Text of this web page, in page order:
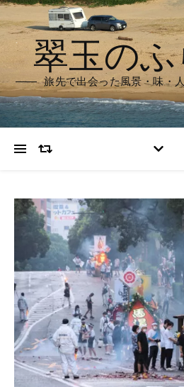
翠玉の
旅先で出会った風景・味・